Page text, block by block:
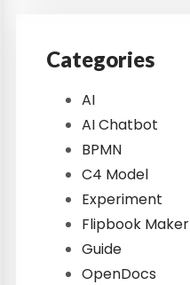
Categories
AI
AI Chatbot
BPMN
C4 Model
Experiment
Flipbook Maker
Guide
OpenDocs